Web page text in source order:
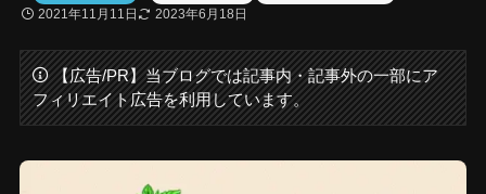
2021年11月11日 2023年6月18日
【広告/PR】当ブログでは記事内・記事外の一部にア
フィリエイト広告を利用しています。